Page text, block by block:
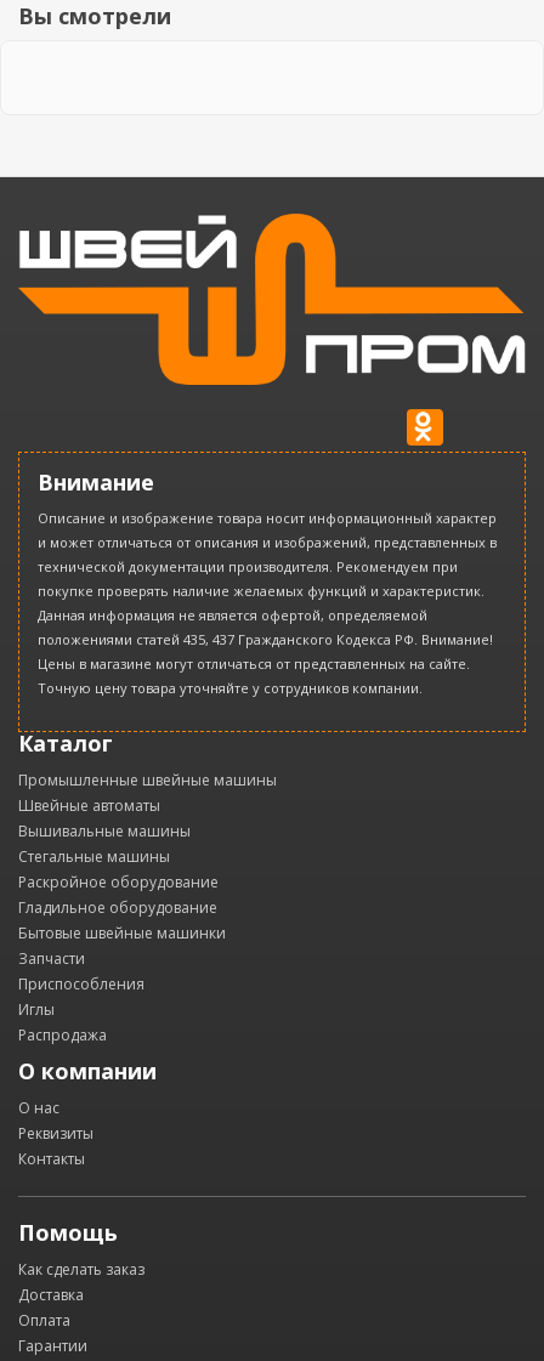
Вы смотрели
Внимание
Описание и изображение товара носит информационный характер
и может отличаться от описания и изображений, представленных в
технической документации производителя. Рекомендуем при
покупке проверять наличие желаемых функций и характеристик.
Данная информация не является офертой, определяемой
положениями статей 435, 437 Гражданского Кодекса РФ. Внимание!
Цены в магазине могут отличаться от представленных на сайте.
Точную цену товара уточняйте у сотрудников компании.
Каталог
Промышленные швейные машины
Швейные автоматы
Вышивальные машины
Стегальные машины
Раскройное оборудование
Гладильное оборудование
Бытовые швейные машинки
Запчасти
Приспособления
Иглы
Распродажа
О компании
О нас
Реквизиты
Контакты
Помощь
Как сделать заказ
Доставка
Оплата
Гарантии